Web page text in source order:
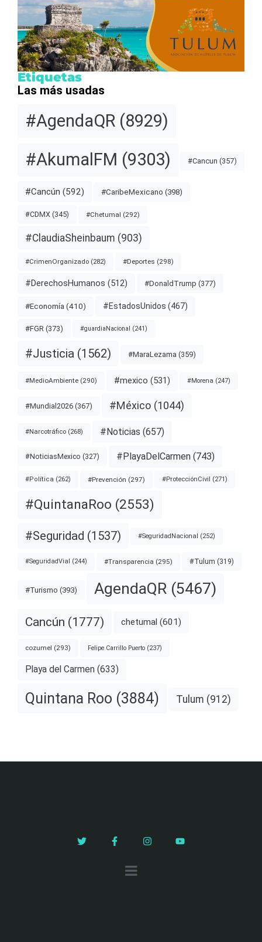
Etiquetas
Las más usadas
#AgendaQR (8929)
#AkumalFM (9303) #Cancun (357)
#Cancún (592) #CaribeMexicano (398)
#CDMX (345) #Chetumal (292)
#ClaudiaSheinbaum (903)
#CrimenOrganizado (282) #Deportes (298)
#DerechosHumanos (512) #DonaldTrump (377)
#Economía (410) #EstadosUnidos (467)
#FGR (373) #guardiaNacional (241)
#Justicia (1562) #MaraLezama (359)
#MedioAmbiente (290) #mexico (531) #Morena (247)
#Mundial2026 (367) #México (1044)
#Narcotráfico (268) #Noticias (657)
#NoticiasMexico (327) #PlayaDelCarmen (743)
#Política (262) #Prevención (297) #ProtecciónCivil (271)
#QuintanaRoo (2553)
#Seguridad (1537) #SeguridadNacional (252)
#SeguridadVial (244) #Transparencia (295) #Tulum (319)
#Turismo (393) AgendaQR (5467)
Cancún (1777) chetumal (601)
cozumel (293) Felipe Carrillo Puerto (237)
Playa del Carmen (633)
Quintana Roo (3884) Tulum (912)